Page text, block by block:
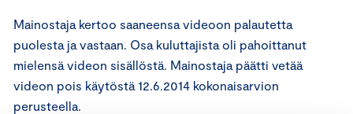
Mainostaja kertoo saaneensa videoon palautetta
puolesta ja vastaan. Osa kuluttajista oli pahoittanut
mielensä videon sisällöstä. Mainostaja päätti vetää
videon pois käytöstä 12.6.2014 kokonaisarvion
perusteella.